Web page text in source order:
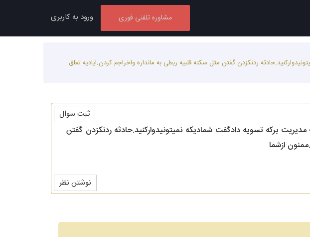
مشاوره تلفنی فوری ورود به کاربری
ردنکزدن گفتن مثل سکته قلبیه ربطی به مانداره واخراجم کردن.ایادیه تعلق
برکه تسویه دادگفت شمادیکه نمیتونیدوارکنید.حادثه ردنکزدن گفتن
ازشما
نوشتن نظر
ثبت سوال